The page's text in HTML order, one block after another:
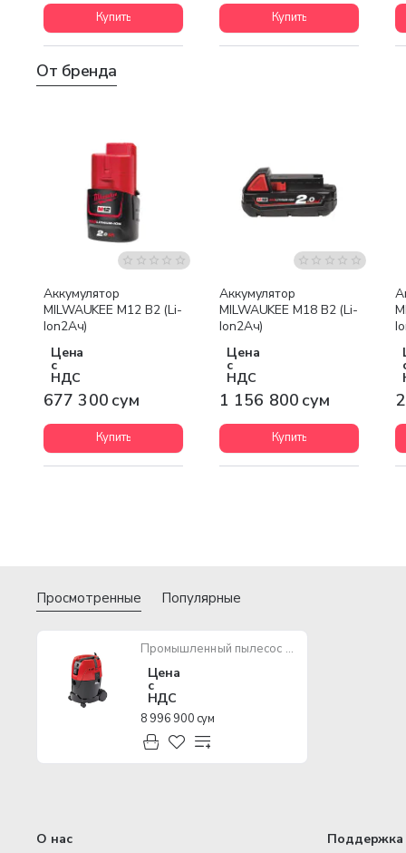
Купить Купить
От бренда
Аккумулятор
MILWAUKEE M12 B2 (Li-
Ion2Ач)
Цена
с
НДС
677 300 сум
Купить
Аккумулятор
MILWAUKEE M18 B2 (Li-
Ion2Ач)
Цена
с
НДС
1 156 800 сум
Купить
Просмотренные Популярные
Промышленный пылесос AS 2-250 ELCP Milwaukee
Цена
с
НДС
8 996 900 сум
О нас Поддержка